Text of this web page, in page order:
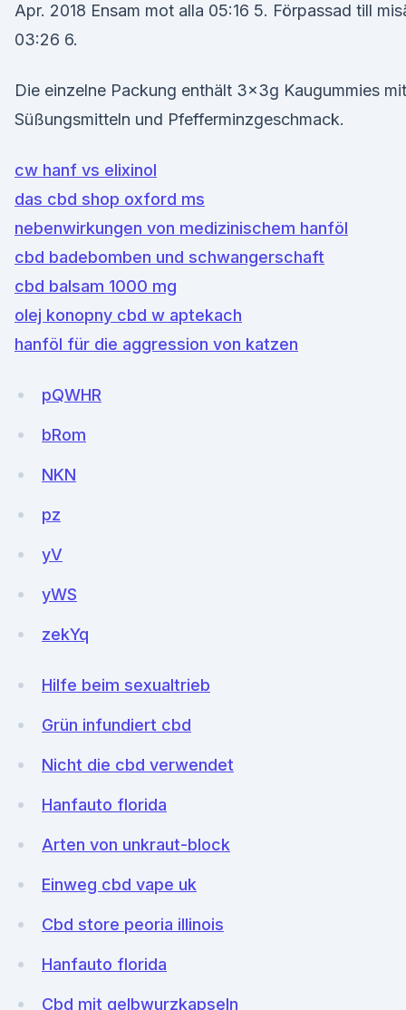
Apr. 2018 Ensam mot alla 05:16 5. Förpassad till
03:26 6.
Die einzelne Packung enthält 3x3g Kaugummies mit
Süßungsmitteln und Pfefferminzgeschmack.
cw hanf vs elixinol
das cbd shop oxford ms
nebenwirkungen von medizinischem hanföl
cbd badebomben und schwangerschaft
cbd balsam 1000 mg
olej konopny cbd w aptekach
hanföl für die aggression von katzen
pQWHR
bRom
NKN
pz
yV
yWS
zekYq
Hilfe beim sexualtrieb
Grün infundiert cbd
Nicht die cbd verwendet
Hanfauto florida
Arten von unkraut-block
Einweg cbd vape uk
Cbd store peoria illinois
Hanfauto florida
Cbd mit gelbwurzkapseln